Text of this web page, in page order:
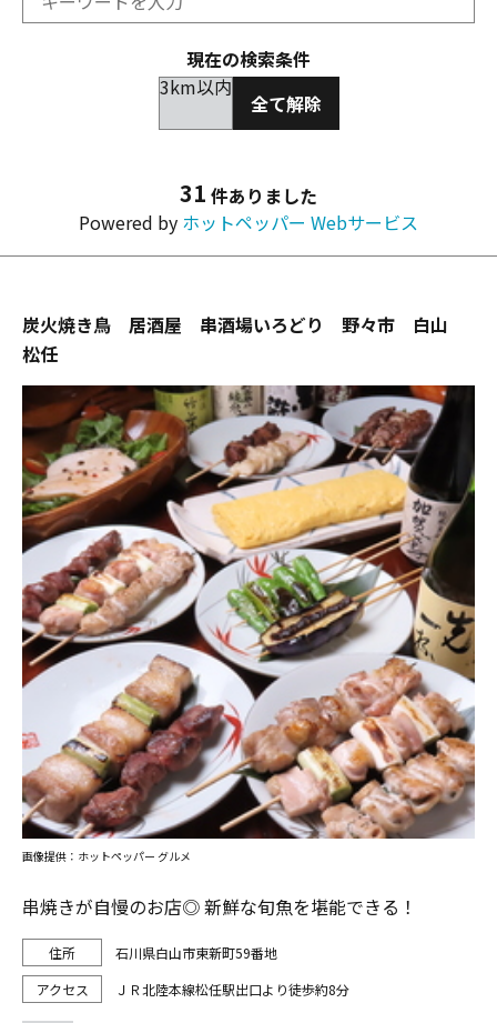
現在の検索条件
3km以内
全て解除
31 件ありました
Powered by ホットペッパー Webサービス
炭火焼き鳥 居酒屋 串酒場いろどり 野々市 白山
松任
串焼きが自慢のお店◎ 新鮮な旬魚を堪能できる！
石川県白山市東新町59番地
ＪＲ北陸本線松任駅出口より徒歩約8分
画像提供：ホットペッパー グルメ